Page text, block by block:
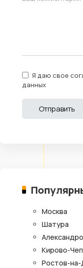
Я даю свое
данных
Москва
Шатура
Кирово-
Ростов-